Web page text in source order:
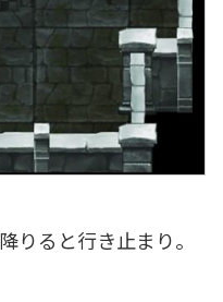
りると行き止まり。